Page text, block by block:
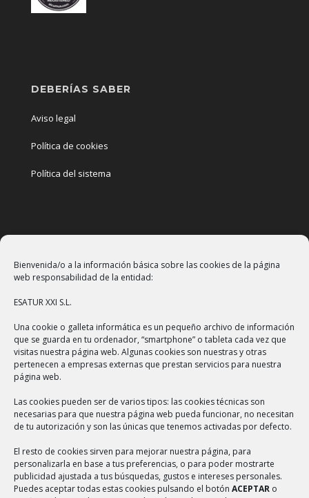
Bienvenida/o a la información básica sobre las cookies de la página
web responsabilidad de la entidad:
ESATUR XXI S.L.
Una cookie o galleta informática es un pequeño archivo de información
que se guarda en tu ordenador, “smartphone” o tableta cada vez que
visitas nuestra página web. Algunas cookies son nuestras y otras
pertenecen a empresas externas que prestan servicios para nuestra
página web.
Las cookies pueden ser de varios tipos: las cookies técnicas son
necesarias para que nuestra página web pueda funcionar, no necesitan
de tu autorización y son las únicas que tenemos activadas por defecto.
El resto de cookies sirven para mejorar nuestra página, para
personalizarla en base a tus preferencias, o para poder mostrarte
publicidad ajustada a tus búsquedas, gustos e intereses personales.
Puedes aceptar todas estas cookies pulsando el botón ACEPTAR o
DEBERÍAS SABER
Aviso legal
Política de cookies
Política del sistema
Teléfono: +34 966 377 034
Localización
NUESTROS SERVICIOS
Gestión cultural
Gestión turística